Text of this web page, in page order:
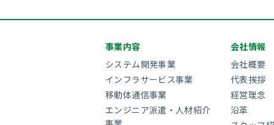
事業内容
システム開発事業
インフラサービス事業
移動体通信事業
エンジニア派遣・人材紹介
会社情報
会社概要
代表挨拶
経営理念
沿革